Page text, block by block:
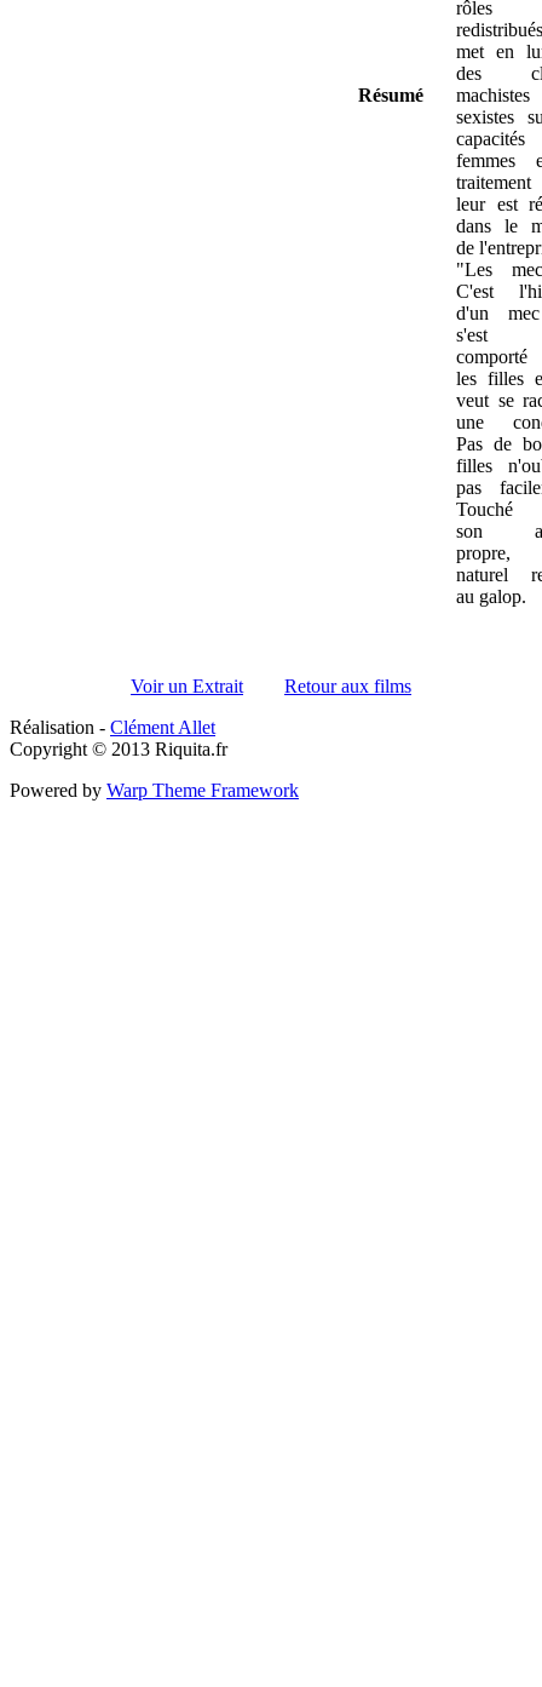
Résumé
rôles
met en
des
sexistes
femmes
leur est
dans le
de
"Les
C'est
d'un
s'est
comporté
les filles
veut se
une
Pas de
filles
pas
Touché
son
naturel
au galop.
Voir un Extrait
Retour aux films
Réalisation - Clément Allet
Copyright © 2013 Riquita.fr
Powered by Warp Theme Framework